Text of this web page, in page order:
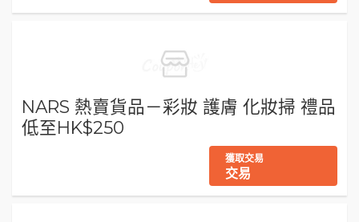
NARS 熱賣貨品－彩妝 護膚 化妝掃 禮品
低至HK$250
獲取交易
交易